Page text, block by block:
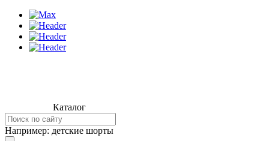
Каталог
Например: детские шорты